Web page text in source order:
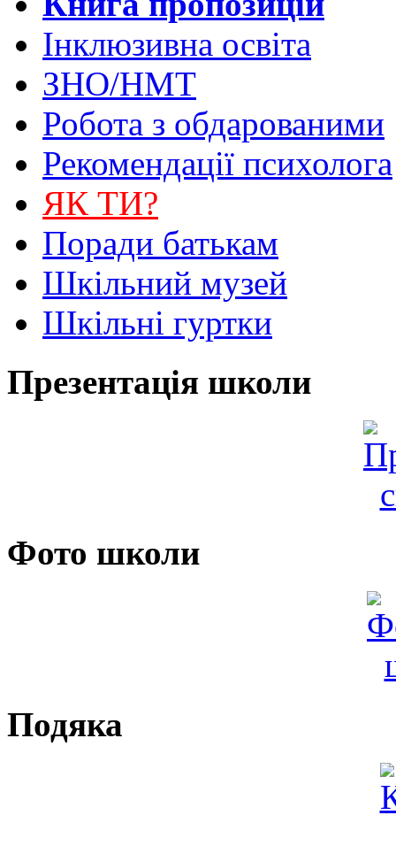
Інклюзивна освіта
ЗНО/НМТ
Робота з обдарованими
Рекомендації психолога
ЯК ТИ?
Поради батькам
Шкільний музей
Шкільні гуртки
Презентація школи
Фото школи
Подяка